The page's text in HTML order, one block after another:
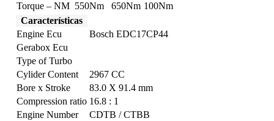
Torque – NM 550Nm 650Nm 100Nm
Características
Engine Ecu
Bosch EDC17CP44
Gerabox Ecu
Type of Turbo
Cylider Content
2967 CC
Bore x Stroke
83.0 X 91.4 mm
Compression ratio 16.8 : 1
Engine Number
CDTB / CTBB